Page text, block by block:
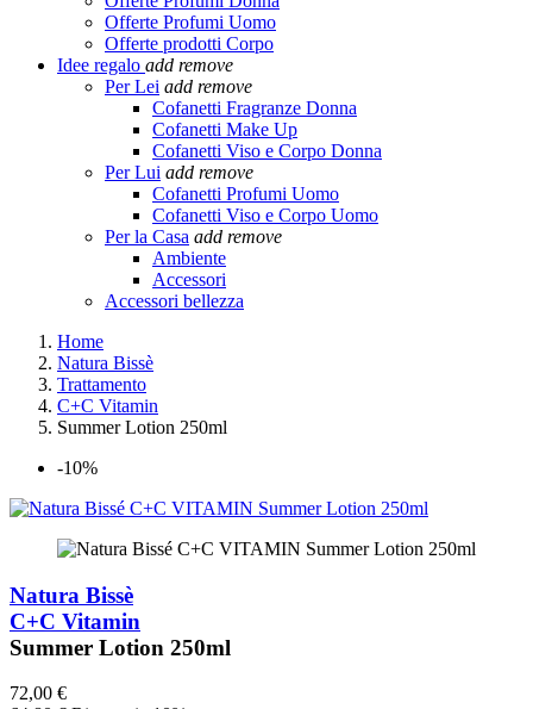
Offerte Profumi Uomo
Offerte prodotti Corpo
Idee regalo add remove
Per Lei add remove
Cofanetti Fragranze Donna
Cofanetti Make Up
Cofanetti Viso e Corpo Donna
Per Lui add remove
Cofanetti Profumi Uomo
Cofanetti Viso e Corpo Uomo
Per la Casa add remove
Ambiente
Accessori
Accessori bellezza
Home
Natura Bissè
Trattamento
C+C Vitamin
Summer Lotion 250ml
-10%
Natura Bissè
C+C Vitamin
Summer Lotion 250ml
72,00 €